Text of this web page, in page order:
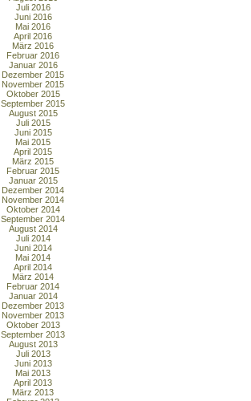
Juli 2016
Juni 2016
Mai 2016
April 2016
März 2016
Februar 2016
Januar 2016
Dezember 2015
November 2015
Oktober 2015
September 2015
August 2015
Juli 2015
Juni 2015
Mai 2015
April 2015
März 2015
Februar 2015
Januar 2015
Dezember 2014
November 2014
Oktober 2014
September 2014
August 2014
Juli 2014
Juni 2014
Mai 2014
April 2014
März 2014
Februar 2014
Januar 2014
Dezember 2013
November 2013
Oktober 2013
September 2013
August 2013
Juli 2013
Juni 2013
Mai 2013
April 2013
März 2013